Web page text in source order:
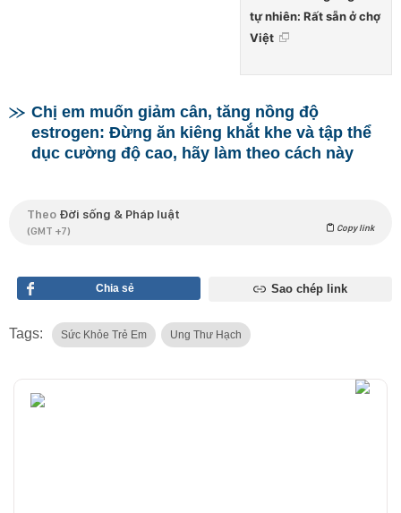
tự nhiên: Rất sẵn ở chợ
Việt
Chị em muốn giảm cân, tăng nồng độ
estrogen: Đừng ăn kiêng khắt khe và tập thể
dục cường độ cao, hãy làm theo cách này
Theo Đời sống & Pháp luật
(GMT +7) Copy link
Chia sẻ Sao chép link
Tags: Sức Khỏe Trẻ Em Ung Thư Hạch